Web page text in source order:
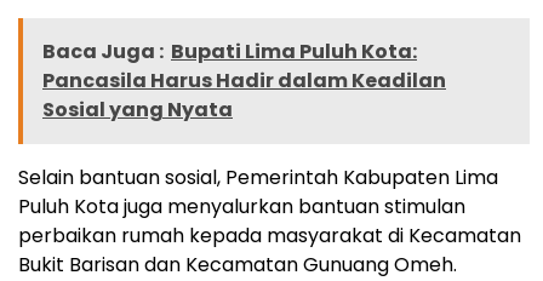
Baca Juga : Bupati Lima Puluh Kota:
Pancasila Harus Hadir dalam Keadilan
Sosial yang Nyata
Selain bantuan sosial, Pemerintah Kabupaten Lima
Puluh Kota juga menyalurkan bantuan stimulan
perbaikan rumah kepada masyarakat di Kecamatan
Bukit Barisan dan Kecamatan Gunuang Omeh.